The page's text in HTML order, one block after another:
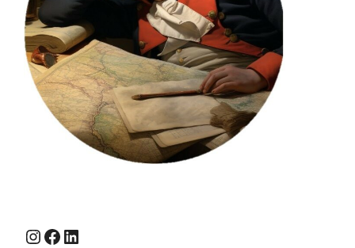
Instagram
Facebook
LinkedIn